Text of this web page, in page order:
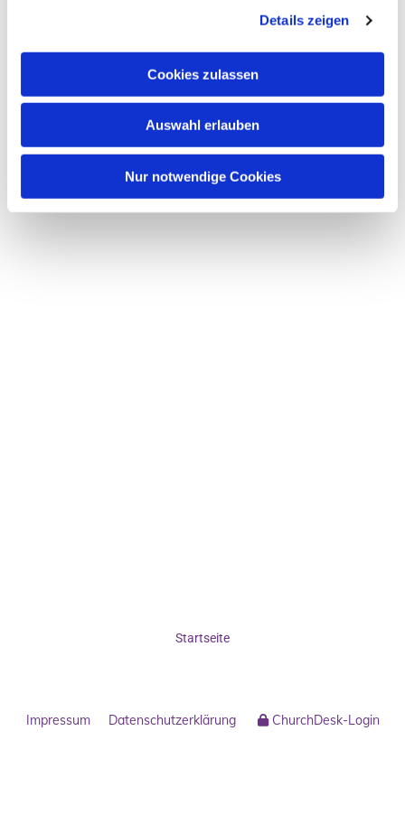
Details zeigen
Cookies zulassen
Auswahl erlauben
Nur notwendige Cookies
Dies könnte Sie auch interessieren
Startseite
Impressum Datenschutzerklärung ChurchDesk-Login